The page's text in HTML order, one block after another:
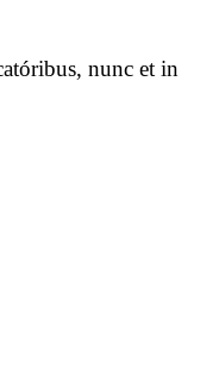
nunc et in